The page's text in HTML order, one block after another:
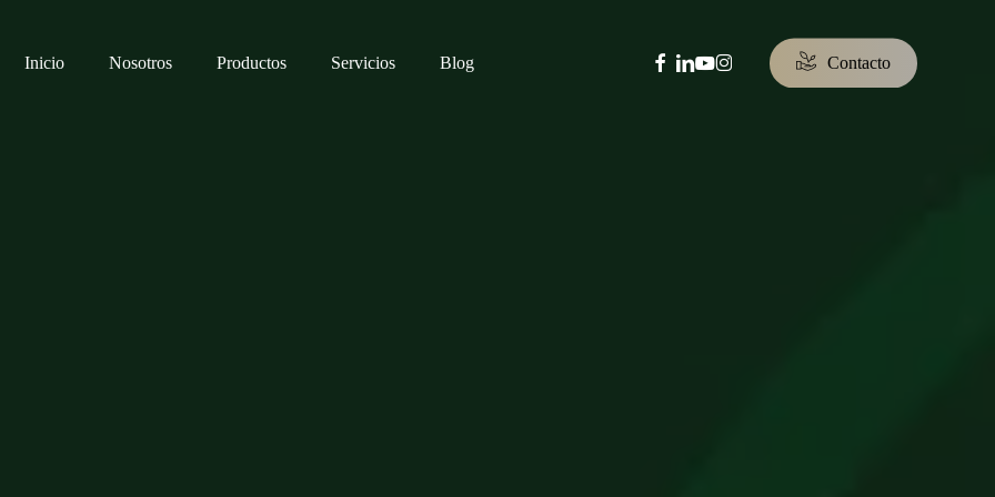
Inicio Nosotros Productos Servicios Blog facebook
linkedin
youtube
instagram Contacto